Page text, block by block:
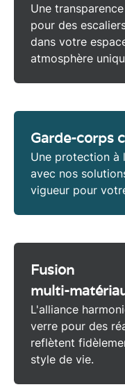
Une
pour des
dans votre
atmosphère
Garde-corps
Une protection à
avec nos
vigueur pour
Fusion
multi-
L'alliance
verre pour des
reflètent
style de vie.